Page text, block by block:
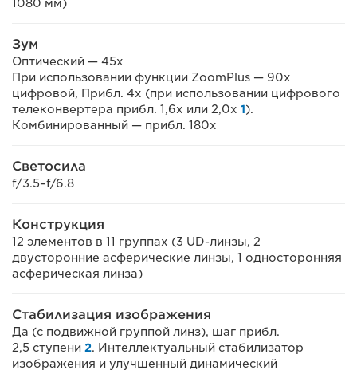
1080 мм)
Зум
Оптический — 45х
При использовании функции ZoomPlus — 90x
цифровой, Прибл. 4x (при использовании цифрового
телеконвертера прибл. 1,6x или 2,0x 1).
Комбинированный — прибл. 180x
Светосила
f/3.5–f/6.8
Конструкция
12 элементов в 11 группах (3 UD-линзы, 2
двусторонние асферические линзы, 1 односторонняя
асферическая линза)
Стабилизация изображения
Да (с подвижной группой линз), шаг прибл.
2,5 ступени 2. Интеллектуальный стабилизатор
изображения и улучшенный динамический